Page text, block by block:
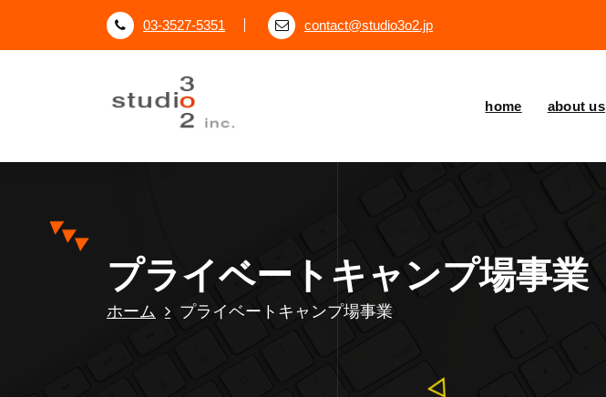
テ
キ
03-3527-5351 contact@studio3o2.jp
home about us
プライベートキャンプ場事業
ホーム プライベートキャンプ場事業